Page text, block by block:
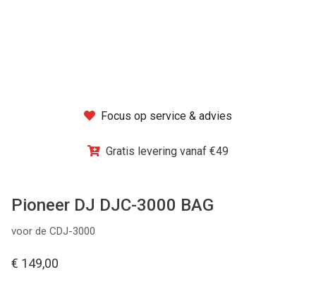
Focus op service & advies
Gratis levering vanaf €49
Pioneer DJ DJC-3000 BAG
voor de CDJ-3000
€ 149,00